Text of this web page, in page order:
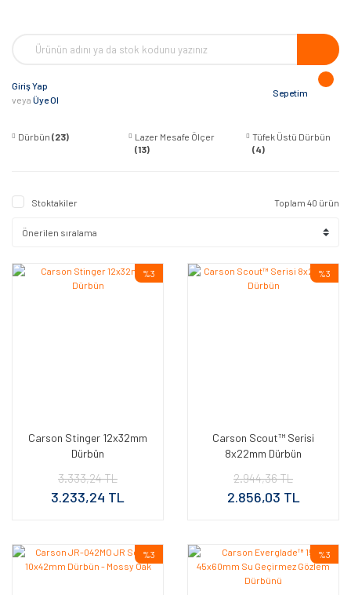
Giriş Yap
veya Üye Ol
Sepetim
Dürbün (23)
Lazer Mesafe Ölçer
(13)
Tüfek Üstü Dürbün
(4)
Stoktakiler Toplam 40 ürün
Carson Stinger 12x32mm
Dürbün
%3
3.333,24 TL
3.233,24 TL
Carson Scout™ Serisi
8x22mm Dürbün
%3
2.944,36 TL
2.856,03 TL
%3 %3